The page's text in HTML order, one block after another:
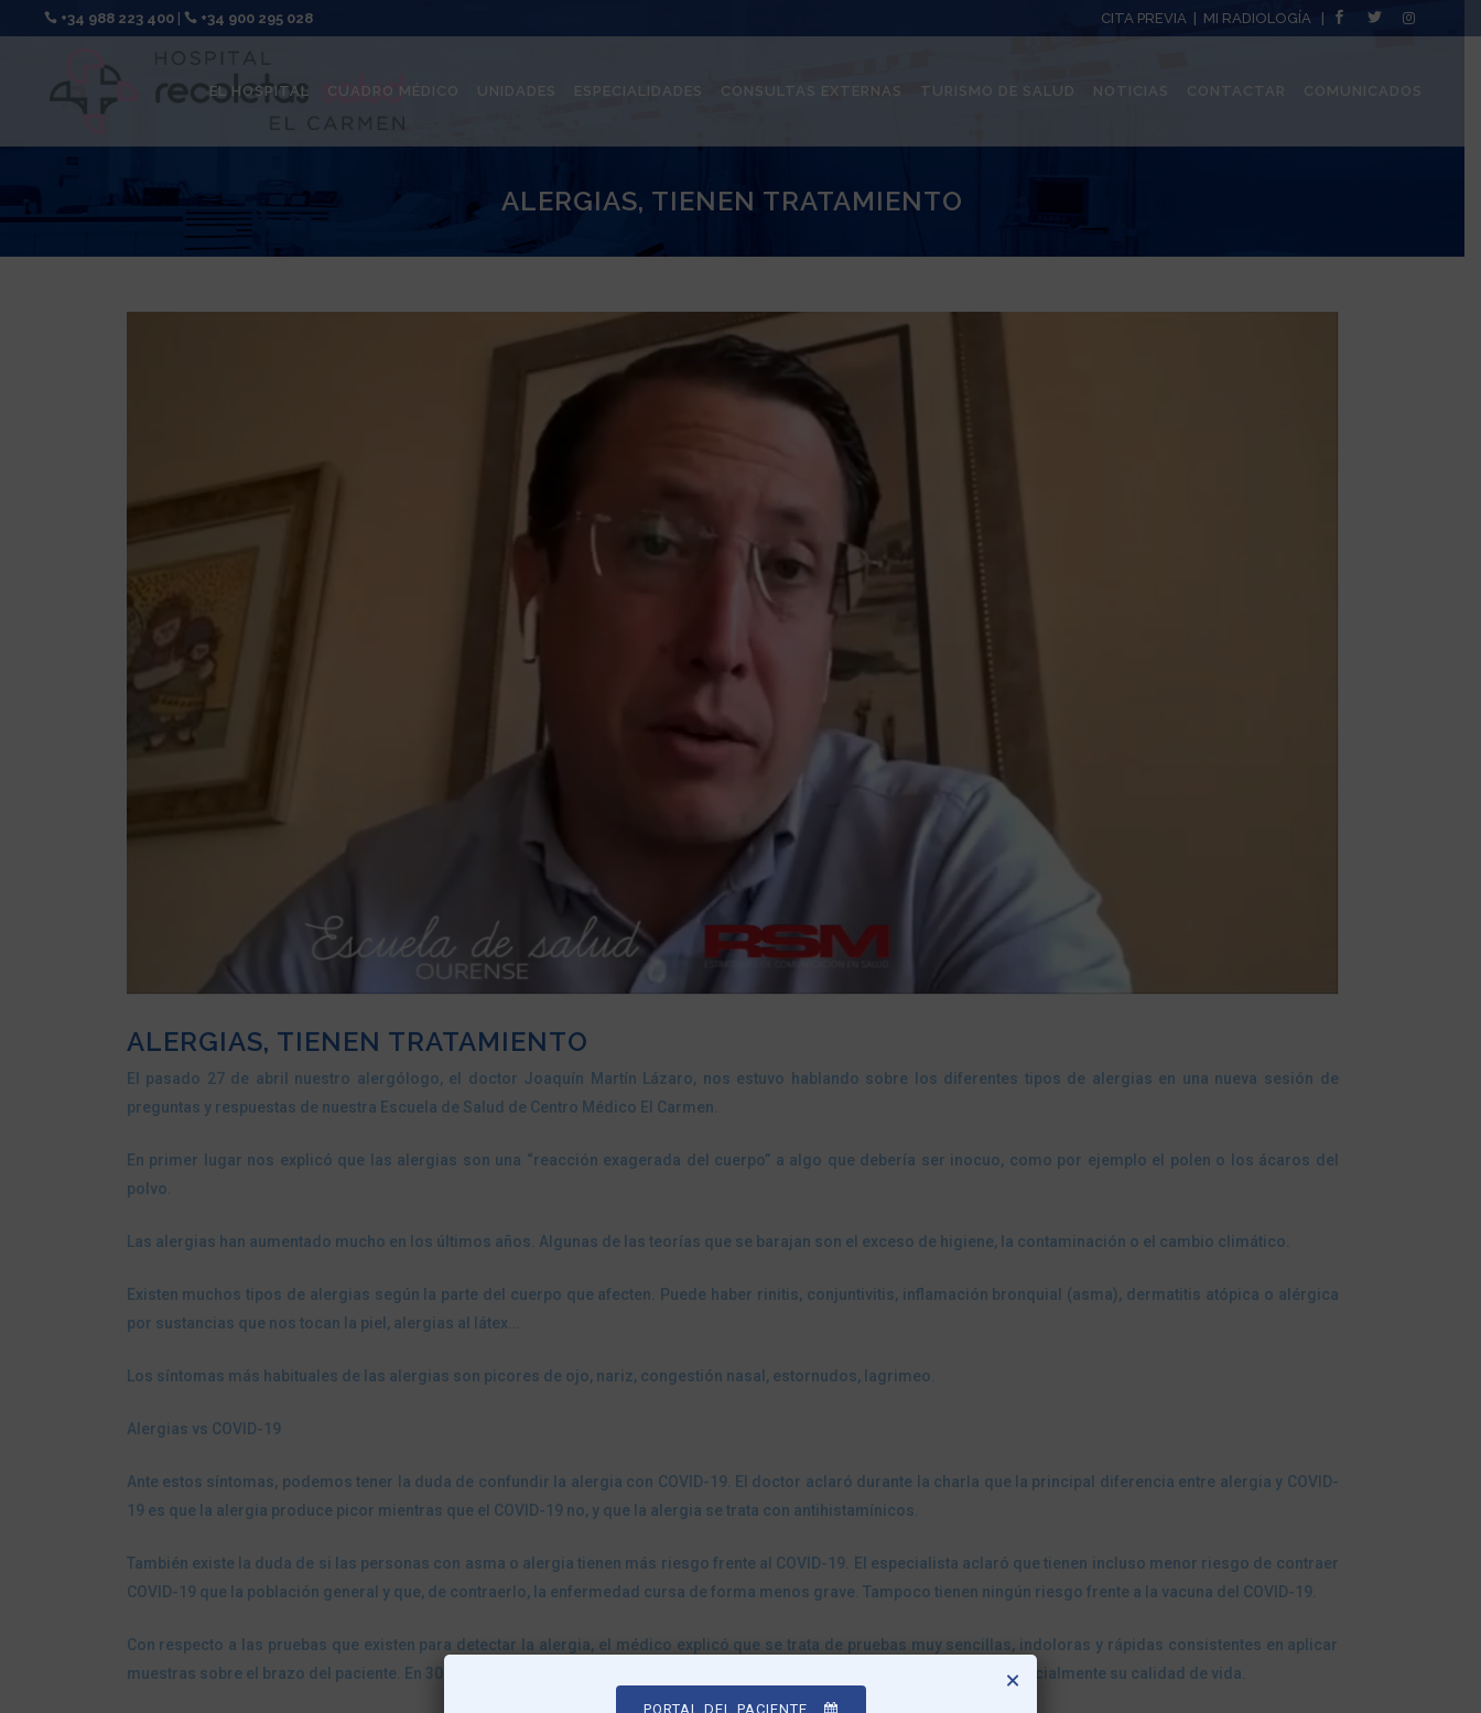
+34 988 223 400 +34 900 295 028 CITA PREVIA| MI RADIOLOGÍA|
EL HOSPITAL CUADRO MÉDICO UNIDADES ESPECIALIDADES CONSULTAS EXTERNAS TURISMO DE SALUD NOTICIAS CONTACTAR COMUNICADOS
ALERGIAS, TIENEN TRATAMIENTO
ALERGIAS, TIENEN TRATAMIENTO
El pasado 27 de abril nuestro alergólogo, el doctor Joaquín Martín Lázaro, nos estuvo hablando sobre los diferentes tipos de alergias en una nueva sesión de
preguntas y respuestas de nuestra Escuela de Salud de Centro Médico El Carmen.
En primer lugar nos explicó que las alergias son una “reacción exagerada del cuerpo” a algo que debería ser inocuo, como por ejemplo el polen o los ácaros del
polvo.
Las alergias han aumentado mucho en los últimos años. Algunas de las teorías que se barajan son el exceso de higiene, la contaminación o el cambio climático.
Existen muchos tipos de alergias según la parte del cuerpo que afecten. Puede haber rinitis, conjuntivitis, inflamación bronquial (asma), dermatitis atópica o alérgica
por sustancias que nos tocan la piel, alergias al látex…
Los síntomas más habituales de las alergias son picores de ojo, nariz, congestión nasal, estornudos, lagrimeo.
Alergias vs COVID-19
Ante estos síntomas, podemos tener la duda de confundir la alergia con COVID-19. El doctor aclaró durante la charla que la principal diferencia entre alergia y COVID-
19 es que la alergia produce picor mientras que el COVID-19 no, y que la alergia se trata con antihistamínicos.
También existe la duda de si las personas con asma o alergia tienen más riesgo frente al COVID-19. El especialista aclaró que tienen incluso menor riesgo de contraer
COVID-19 que la población general y que, de contraerlo, la enfermedad cursa de forma menos grave. Tampoco tienen ningún riesgo frente a la vacuna del COVID-19.
Con respecto a las pruebas que existen para detectar la alergia, el médico explicó que se trata de pruebas muy sencillas, indoloras y rápidas consistentes en aplicar
muestras sobre el brazo del paciente. En 30 minutos se puede averiguar a qué agente es alérgico el paciente, y mejora sustancialmente su calidad de vida.
PORTAL DEL PACIENTE
×